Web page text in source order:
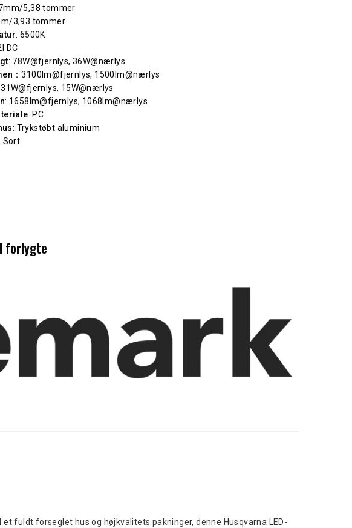
5,38 tommer
3,93 tommer
: 6500K
DC
: 78W@fjernlys, 36W@nærlys
：3100lm@fjernlys, 1500lm@nærlys
15W@nærlys
: 1658lm@fjernlys, 1068lm@nærlys
: PC
: Trykstøbt aluminium
Sort
forlygte
et fuldt forseglet hus og højkvalitets pakninger, denne Husqvarna LED-